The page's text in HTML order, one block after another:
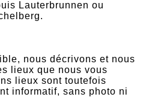
Lauterbrunnen ou
nous décrivons et nous
lieux que nous vous
lieux sont toutefois
informatif, sans photo ni